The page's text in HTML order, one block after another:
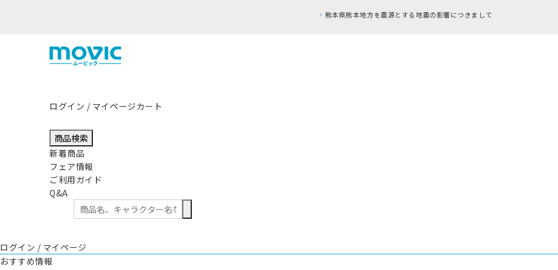
熊本県熊本地方を震源とする地震の影響につきまして
ログイン / マイページカート
商品検索
新着商品
フェア情報
ご利用ガイド
Q&A
ログイン / マイページ
おすすめ情報